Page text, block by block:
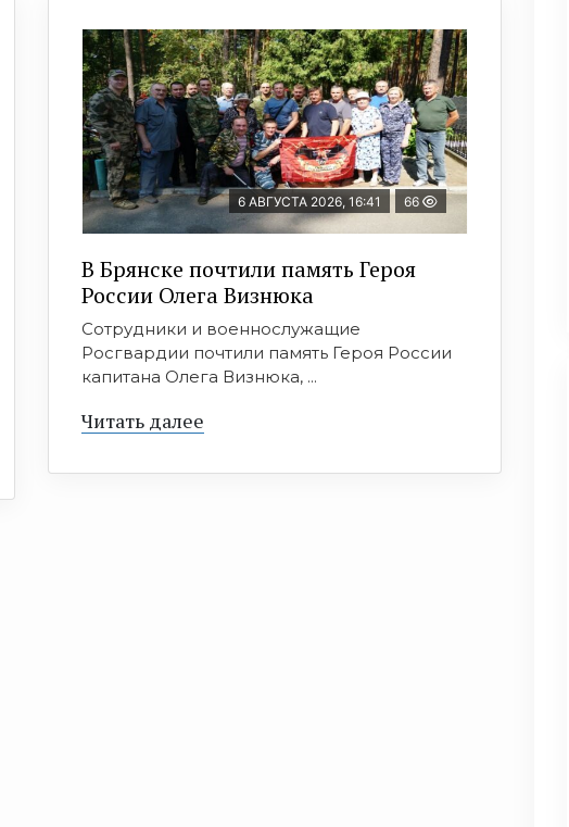
6 АВГУСТА 2026, 16:41 66
В Брянске почтили память Героя
России Олега Визнюка
Сотрудники и военнослужащие
Росгвардии почтили память Героя России
капитана Олега Визнюка, ...
Читать далее